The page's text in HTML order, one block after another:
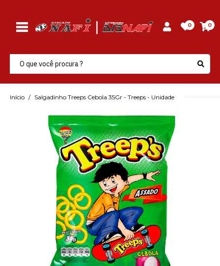
0 0
Início Salgadinho Treeps Cebola 35Gr - Treeps - Unidade